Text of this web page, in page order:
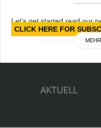
Let’s get started read our
CLICK HERE FOR
AKTUELL